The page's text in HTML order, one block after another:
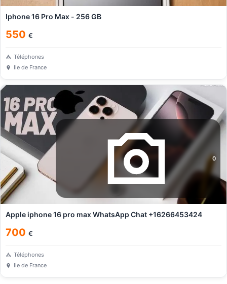
Iphone 16 Pro Max - 256 GB
550 €
Téléphones
Ile de France
0
Apple iphone 16 pro max WhatsApp Chat +16266453424
700 €
Téléphones
Ile de France